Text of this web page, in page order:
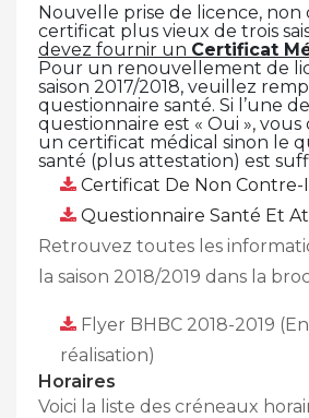
Nouvelle prise de licence,
certificat plus vieux de trois
devez fournir un Certificat
Pour un renouvellement de
saison 2017/2018, veuillez
questionnaire santé. Si l’une
questionnaire est « Oui »,
un certificat médical sinon le
santé (plus attestation) est
Certificat De Non Contre-
Questionnaire Santé Et
Retrouvez toutes les
la saison 2018/2019 dans la
Flyer BHBC 2018-2019
réalisation)
Horaires
Voici la liste des créneaux